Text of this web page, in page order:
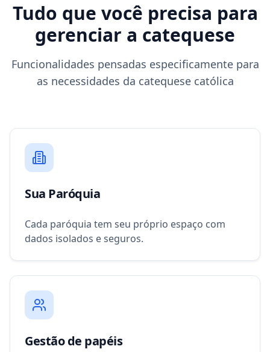
Tudo que você precisa para
gerenciar a catequese
Funcionalidades pensadas especificamente para
as necessidades da catequese católica
Sua Paróquia
Cada paróquia tem seu próprio espaço com
dados isolados e seguros.
Gestão de papéis